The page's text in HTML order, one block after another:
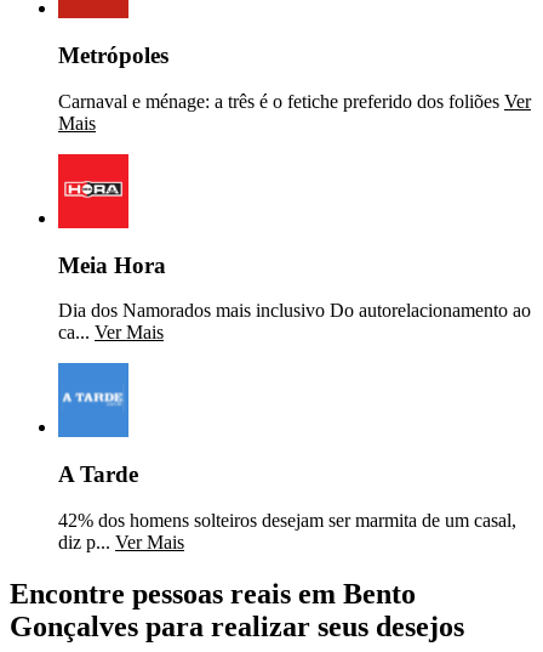
Metrópoles
Carnaval e ménage: a três é o fetiche preferido dos foliões Ver
Mais
Meia Hora
Dia dos Namorados mais inclusivo Do autorelacionamento ao
ca... Ver Mais
A Tarde
42% dos homens solteiros desejam ser marmita de um casal,
diz p... Ver Mais
Encontre pessoas reais em Bento
Gonçalves para realizar seus desejos